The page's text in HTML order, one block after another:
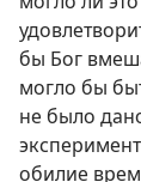
бы Бог
могло бы
не было
обилие